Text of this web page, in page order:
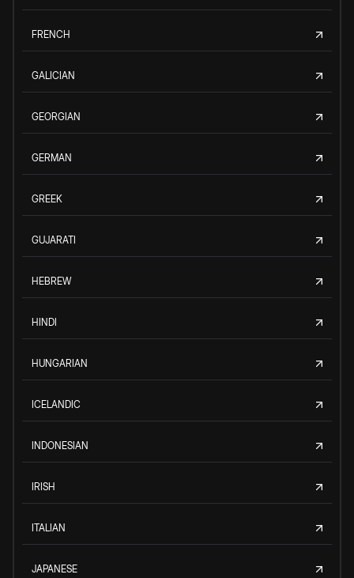
FRENCH
GALICIAN
GEORGIAN
GERMAN
GREEK
GUJARATI
HEBREW
HINDI
HUNGARIAN
ICELANDIC
INDONESIAN
IRISH
ITALIAN
JAPANESE